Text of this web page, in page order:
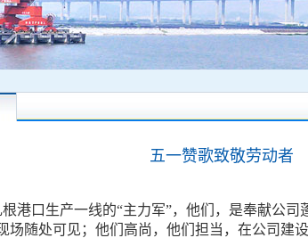
五一赞歌致敬劳动者
口生产一线的“主力军”，他们，是奉献公司
场随处可见；他们高尚，他们担当，在公司建